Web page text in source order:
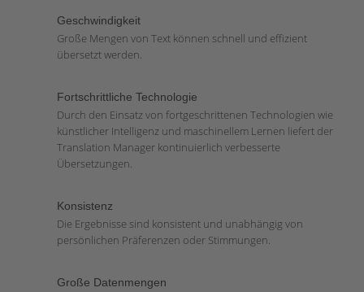
Geschwindigkeit
Große Mengen von Text können schnell und effizient
übersetzt werden.
Fortschrittliche Technologie
Durch den Einsatz von fortgeschrittenen Technologien wie
künstlicher Intelligenz und maschinellem Lernen liefert der
Translation Manager kontinuierlich verbesserte
Übersetzungen.
Konsistenz
Die Ergebnisse sind konsistent und unabhängig von
persönlichen Präferenzen oder Stimmungen.
Große Datenmengen